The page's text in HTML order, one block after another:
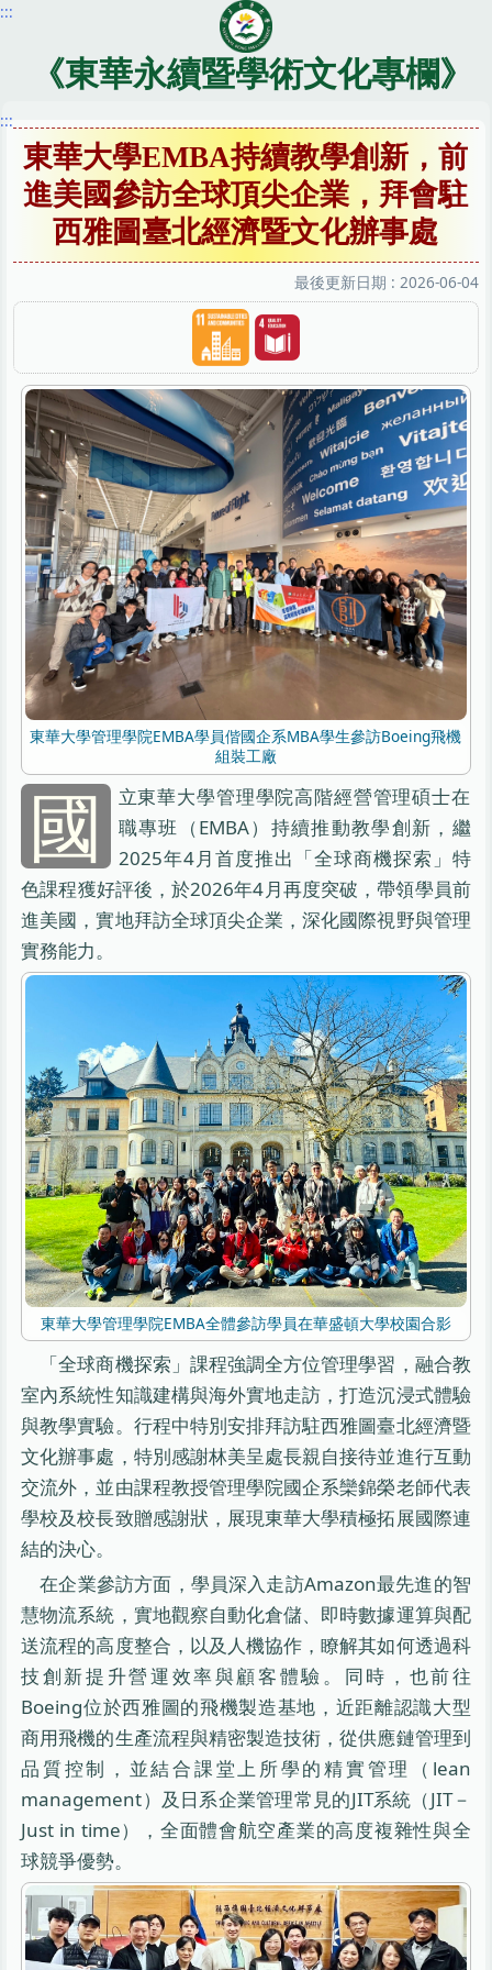
跳
內
區
:::
《東華永續暨學術文化專欄》
:::
東華大學EMBA持續教學創新，前
進美國參訪全球頂尖企業，拜會駐
西雅圖臺北經濟暨文化辦事處
最後更新日期 : 2026-06-04
東華大學管理學院EMBA學員偕國企系MBA學生參訪Boeing飛機
組裝工廠
國
立東華大學管理學院高階經營管理碩士在
職專班（EMBA）持續推動教學創新，繼
2025年4月首度推出「全球商機探索」特
色課程獲好評後，於2026年4月再度突破，帶領學員前
進美國，實地拜訪全球頂尖企業，深化國際視野與管理
實務能力。
東華大學管理學院EMBA全體參訪學員在華盛頓大學校園合影
「全球商機探索」課程強調全方位管理學習，融合教
室內系統性知識建構與海外實地走訪，打造沉浸式體驗
與教學實驗。行程中特別安排拜訪駐西雅圖臺北經濟暨
文化辦事處，特別感謝林美呈處長親自接待並進行互動
交流外，並由課程教授管理學院國企系欒錦榮老師代表
學校及校長致贈感謝狀，展現東華大學積極拓展國際連
結的決心。
在企業參訪方面，學員深入走訪Amazon最先進的智
慧物流系統，實地觀察自動化倉儲、即時數據運算與配
送流程的高度整合，以及人機協作，瞭解其如何透過科
技創新提升營運效率與顧客體驗。同時，也前往
Boeing位於西雅圖的飛機製造基地，近距離認識大型
商用飛機的生產流程與精密製造技術，從供應鏈管理到
品質控制，並結合課堂上所學的精實管理（lean
management）及日系企業管理常見的JIT系統（JIT－
Just in time），全面體會航空產業的高度複雜性與全
球競爭優勢。